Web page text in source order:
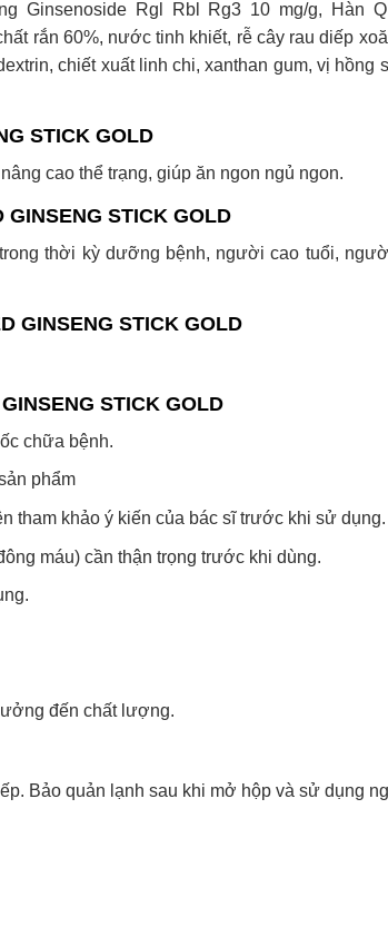
Ginsenoside Rgl Rbl Rg3 10 mg/g, Hàn
rắn 60%, nước tinh khiết, rễ cây rau diếp
chiết xuất linh chi, xanthan gum, vị hồng
STICK GOLD
cao thể trạng, giúp ăn ngon ngủ ngon.
STICK GOLD
thời kỳ dưỡng bệnh, người cao tuổi,
GINSENG STICK GOLD
STICK GOLD
chữa bệnh.
phẩm
tham khảo ý kiến của bác sĩ trước khi sử dụng.
máu) cần thận trọng trước khi dùng.
đến chất lượng.
Bảo quản lạnh sau khi mở hộp và sử dụng